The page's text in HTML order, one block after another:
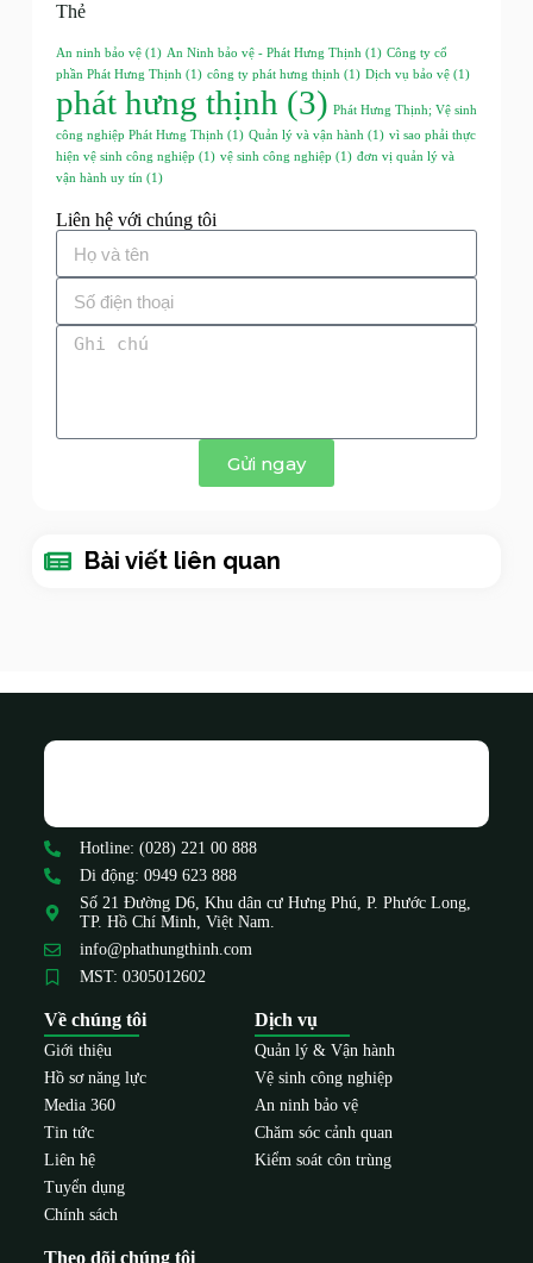
Thẻ
An ninh bảo vệ(1) An Ninh bảo vệ - Phát Hưng Thịnh (1) Công ty cổ
phần Phát Hưng Thịnh (1) công ty phát hưng thịnh (1) Dịch vụ bảo vệ(1)
phát hưng thịnh (3) Phát Hưng Thịnh; Vệ sinh
công nghiệp Phát Hưng Thịnh (1) Quản lý và vận hành (1) vì sao phải thực
hiện vệ sinh công nghiệp (1) vệ sinh công nghiệp (1) đơn vị quản lý và
vận hành uy tín (1)
Liên hệ với chúng tôi
Gửi ngay
Bài viết liên quan
Hotline: (028) 221 00 888
Di động: 0949 623 888
Số 21 Đường D6, Khu dân cư Hưng Phú, P. Phước Long,
TP. Hồ Chí Minh, Việt Nam.
info@phathungthinh.com
MST: 0305012602
Về chúng tôi
Giới thiệu
Hồ sơ năng lực
Media 360
Tin tức
Liên hệ
Tuyển dụng
Chính sách
Dịch vụ
Quản lý & Vận hành
Vệ sinh công nghiệp
An ninh bảo vệ
Chăm sóc cảnh quan
Kiểm soát côn trùng
Theo dõi chúng tôi